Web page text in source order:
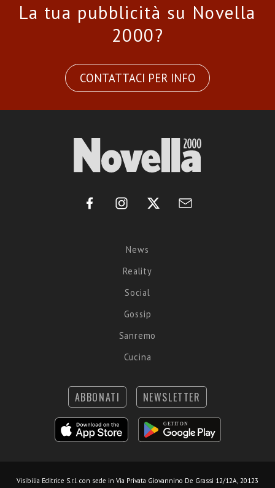
La tua pubblicità su Novella
2000?
CONTATTACI PER INFO
News
Reality
Social
Gossip
Sanremo
Cucina
ABBONATI NEWSLETTER
Visibilia Editrice S.r.l. con sede in Via Privata Giovannino De Grassi 12/12A, 20123